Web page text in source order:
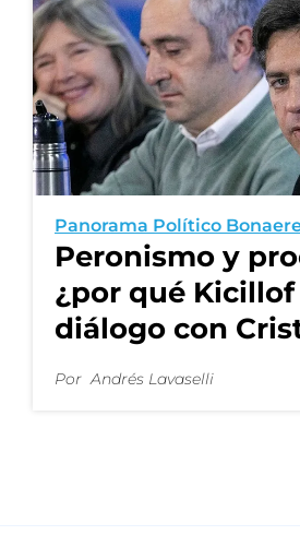
Panorama Político
Peronismo y
¿por qué Kicillof
diálogo con
Por Andrés Lavaselli